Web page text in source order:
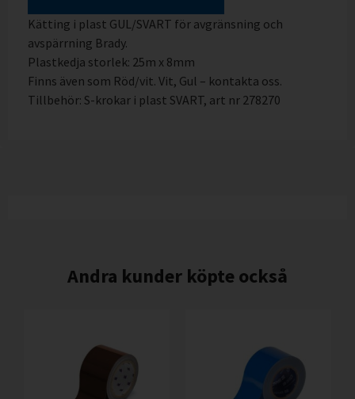
Kätting i plast GUL/SVART för avgränsning och
avspärrning Brady.
Plastkedja storlek: 25m x 8mm
Finns även som Röd/vit. Vit, Gul – kontakta oss.
Tillbehör: S-krokar i plast SVART, art nr 278270
Andra kunder köpte också